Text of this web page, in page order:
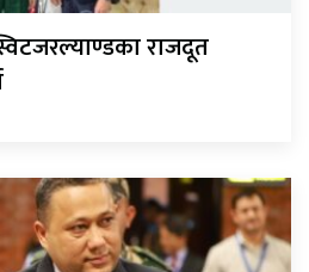
राजदूत